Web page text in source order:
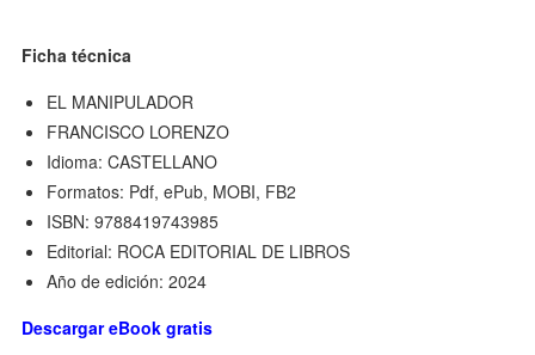
Ficha técnica
EL MANIPULADOR
FRANCISCO LORENZO
Idioma: CASTELLANO
Formatos: Pdf, ePub, MOBI, FB2
ISBN: 9788419743985
Editorial: ROCA EDITORIAL DE LIBROS
Año de edición: 2024
Descargar eBook gratis